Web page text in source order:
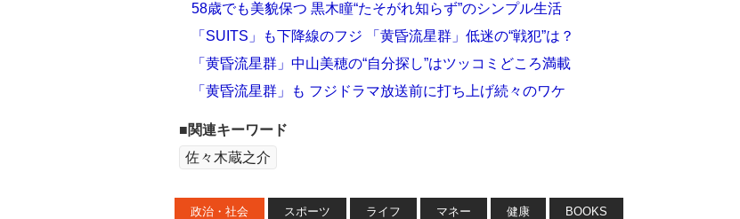
58歳でも美貌保つ 黒木瞳“たそがれ知らず”のシンプル生活
「SUITS」も下降線のフジ 「黄昏流星群」低迷の“戦犯”は？
「黄昏流星群」中山美穂の“自分探し”はツッコミどころ満載
「黄昏流星群」も フジドラマ放送前に打ち上げ続々のワケ
■関連キーワード
佐々木蔵之介
政治・社会 スポーツ ライフ マネー 健康 BOOKS